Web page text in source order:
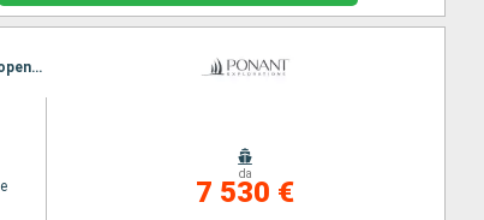
Itinerario : Glasgow, Oban, Stoccolma, Kirkwall, Lerwick, Bergen, Eigersund, Kristiansand, Baia di Disko, Copenhagen
da
7 530 €